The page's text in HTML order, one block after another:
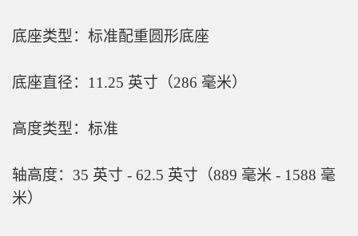
底座类型：标准配重圆形底座
底座直径：11.25 英寸（286 毫米）
高度类型：标准
轴高度：35 英寸 - 62.5 英寸（889 毫米 - 1588 毫
米）